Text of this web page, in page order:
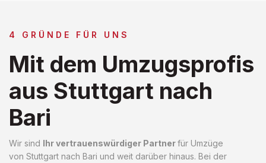
4 GRÜNDE FÜR UNS
Mit dem Umzugsprofis
aus Stuttgart nach
Bari
Wir sind Ihr vertrauenswürdiger Partnerfür Umzüge
von Stuttgart nach Bari und weit darüber hinaus. Bei der